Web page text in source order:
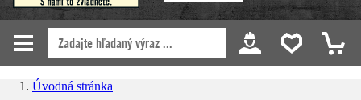
Úvodná stránka